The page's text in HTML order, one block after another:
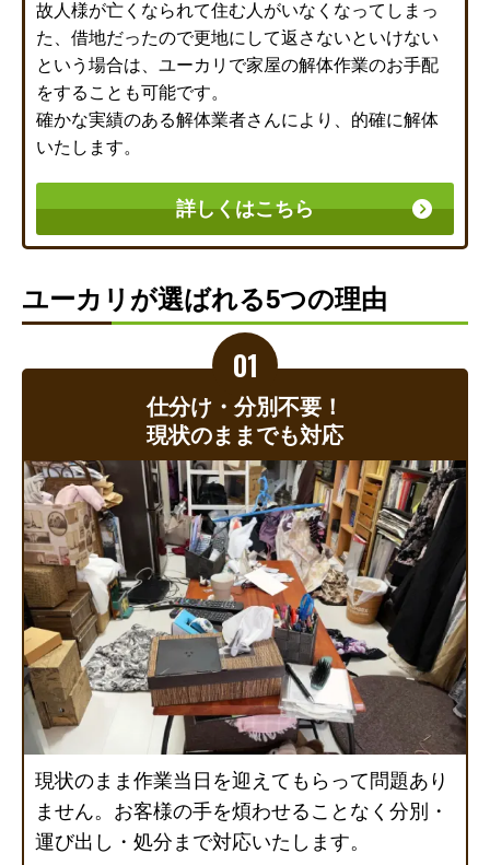
故人様が亡くなられて住む人がいなくなってしまっ
た、借地だったので更地にして返さないといけない
という場合は、ユーカリで家屋の解体作業のお手配
をすることも可能です。
確かな実績のある解体業者さんにより、的確に解体
いたします。
詳しくはこちら
ユーカリが選ばれる5つの理由
仕分け・分別不要！
現状のままでも対応
現状のまま作業当日を迎えてもらって問題あり
ません。お客様の手を煩わせることなく分別・
運び出し・処分まで対応いたします。